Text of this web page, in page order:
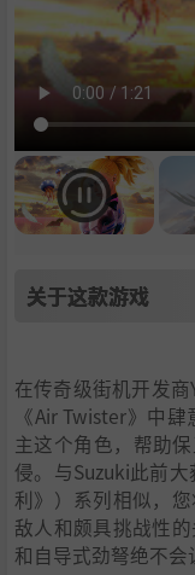
关于这款游戏
在传奇级街机开发
《Air Twister》中
主这个角色，帮助
侵。与Suzuki此前
利》）系列相似，
敌人和颇具挑战性
和自导式劲弩绝不会